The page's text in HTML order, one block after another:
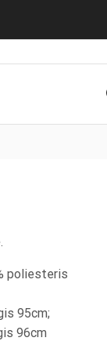
poliesteris
95cm;
96cm